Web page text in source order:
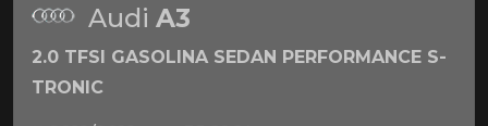
Audi A3
2.0 TFSI GASOLINA SEDAN PERFORMANCE S-
TRONIC